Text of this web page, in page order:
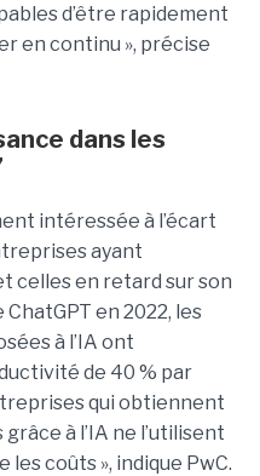
d’être rapidement
en continu », précise
dans les
intéressée à l’écart
ayant
celles en retard sur son
en 2022, les
à l’IA ont
de 40 % par
qui obtiennent
à l’IA ne l’utilisent
coûts », indique PwC.